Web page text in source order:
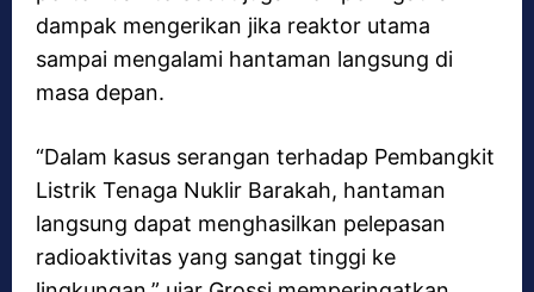
dampak mengerikan jika reaktor utama
sampai mengalami hantaman langsung di
masa depan.
“Dalam kasus serangan terhadap Pembangkit
Listrik Tenaga Nuklir Barakah, hantaman
langsung dapat menghasilkan pelepasan
radioaktivitas yang sangat tinggi ke